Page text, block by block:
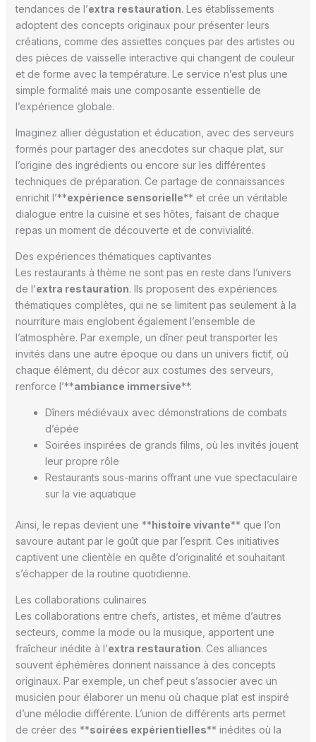
tendances de l’extra restauration. Les établissements
adoptent des concepts originaux pour présenter leurs
créations, comme des assiettes conçues par des artistes ou
des pièces de vaisselle interactive qui changent de couleur
et de forme avec la température. Le service n’est plus une
simple formalité mais une composante essentielle de
l’expérience globale.
Imaginez allier dégustation et éducation, avec des serveurs
formés pour partager des anecdotes sur chaque plat, sur
l’origine des ingrédients ou encore sur les différentes
techniques de préparation. Ce partage de connaissances
enrichit l’**expérience sensorielle** et crée un véritable
dialogue entre la cuisine et ses hôtes, faisant de chaque
repas un moment de découverte et de convivialité.
Des expériences thématiques captivantes
Les restaurants à thème ne sont pas en reste dans l’univers
de l’extra restauration. Ils proposent des expériences
thématiques complètes, qui ne se limitent pas seulement à la
nourriture mais englobent également l’ensemble de
l’atmosphère. Par exemple, un dîner peut transporter les
invités dans une autre époque ou dans un univers fictif, où
chaque élément, du décor aux costumes des serveurs,
renforce l’**ambiance immersive**.
Dîners médiévaux avec démonstrations de combats
d’épée
Soirées inspirées de grands films, où les invités jouent
leur propre rôle
Restaurants sous-marins offrant une vue spectaculaire
sur la vie aquatique
Ainsi, le repas devient une **histoire vivante** que l’on
savoure autant par le goût que par l’esprit. Ces initiatives
captivent une clientèle en quête d’originalité et souhaitant
s’échapper de la routine quotidienne.
Les collaborations culinaires
Les collaborations entre chefs, artistes, et même d’autres
secteurs, comme la mode ou la musique, apportent une
fraîcheur inédite à l’extra restauration. Ces alliances
souvent éphémères donnent naissance à des concepts
originaux. Par exemple, un chef peut s’associer avec un
musicien pour élaborer un menu où chaque plat est inspiré
d’une mélodie différente. L’union de différents arts permet
de créer des **soirées expérientielles** inédites où la